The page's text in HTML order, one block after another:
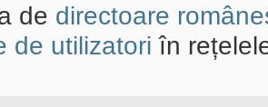
de directoare
de utilizatori în